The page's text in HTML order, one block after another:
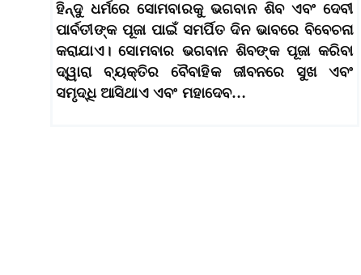
ହିନ୍ଦୁ ଧର୍ମରେ ସୋମବାରକୁ ଭଗବାନ ଶିବ ଏବଂ ଦେବୀ
ପାର୍ବତୀଙ୍କ ପୂଜା ପାଇଁ ସମର୍ପିତ ଦିନ ଭାବରେ ବିବେଚନା
କରାଯାଏ। ସୋମବାର ଭଗବାନ ଶିବଙ୍କ ପୂଜା କରିବା
ଦ୍ୱାରା ବ୍ୟକ୍ତିର ବୈବାହିକ ଜୀବନରେ ସୁଖ ଏବଂ
ସମୃଦ୍ଧି ଆସିଥାଏ ଏବଂ ମହାଦେବ…